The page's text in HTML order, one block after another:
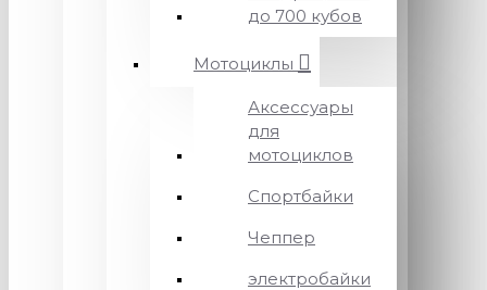
до 700 кубов
Мотоциклы
Аксессуары
для
мотоциклов
Спортбайки
Чеппер
электробайки